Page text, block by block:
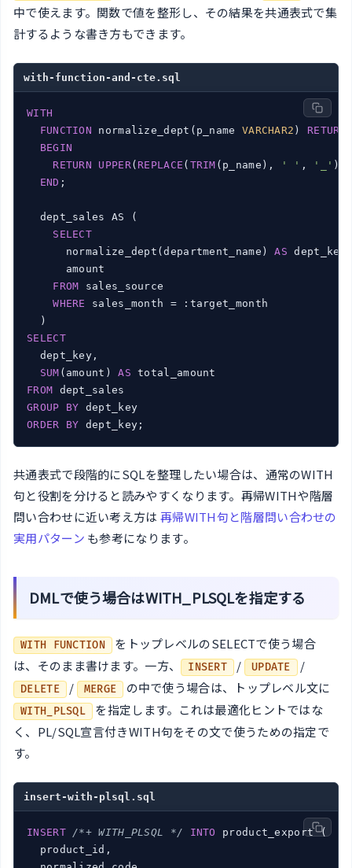
中で使えます。関数で値を整形し、その結果を共通表式で集
計するような書き方もできます。
with-function-and-cte.sql
WITH
FUNCTION normalize_dept(p_name VARCHAR2 ) RETURN
BEGIN
RETURN
UPPER ( REPLACE ( TRIM (p_name), ' ' , '_'
END ;
  dept_sales AS (
SELECT
      normalize_dept(department_name)
AS
      amount
FROM sales_source
WHERE
sales_month = :target_month
SELECT
  dept_key,
SUM (amount) AS
FROM
GROUP
BY
ORDER
BY dept_key;
共通表式で段階的にSQLを整理したい場合は、通常のWITH
句と役割を分けると読みやすくなります。再帰WITHや階層
問い合わせに近い考え方は 再帰WITH句と階層問い合わせの
実用パターン も参考になります。
DMLで使う場合はWITH_PLSQLを指定する
WITH FUNCTION をトップレベルのSELECTで使う場合
は、そのまま書けます。一方、
INSERT / UPDATE /
DELETE / MERGE の中で使う場合は、トップレベル文に
WITH_PLSQL
を指定します。これは最適化ヒントではな
く、PL/SQL宣言付きWITH句をその文で使うための指定で
す。
insert-with-plsql.sql
INSERT /*+ WITH_PLSQL */ INTO
product_export (
  product_id,